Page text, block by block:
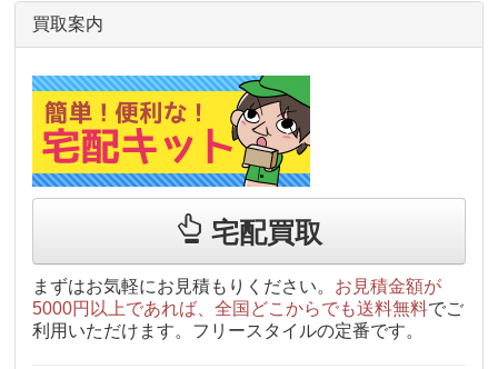
買取案内
宅配買取
まずはお気軽にお見積もりください。 お見積金額が
5000円以上であれば、全国どこからでも送料無料でご
利用いただけます。フリースタイルの定番です。